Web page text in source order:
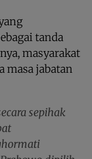
tanda
masyarakat
masa jabatan
sepihak